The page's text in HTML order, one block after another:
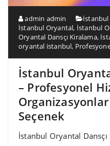
admin admin
İstanbul
İstanbul Oryantal, İstanbul
Oryantal Dansçı Kiralama,
oryantal istanbul,
İstanbul
– Profesyonel
Seçenek
İstanbul Oryantal